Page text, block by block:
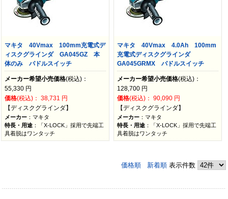
マキタ 40Vmax 100mm充電式デ
ィスクグラインダ GA045GZ 本
体のみ パドルスイッチ
メーカー希望小売価格(税込)：
55,330 円
価格(税込)：38,731 円
【ディスクグラインダ】
メーカー ：マキタ
特長・用途 ：「X-LOCK」採用で先端工
具着脱はワンタッチ
マキタ 40Vmax 4.0Ah 100mm
充電式ディスクグラインダ
GA045GRMX パドルスイッチ
メーカー希望小売価格(税込)：
128,700 円
価格(税込)：90,090 円
【ディスクグラインダ】
メーカー ：マキタ
特長・用途 ：「X-LOCK」採用で先端工
具着脱はワンタッチ
価格順 新着順表示件数